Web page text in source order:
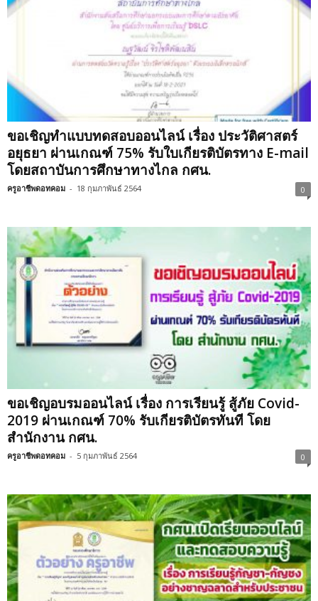
ขอเชิญทำแบบทดสอบออนไลน์ เรื่อง ประวัติศาสตร์
อยุธยา ผ่านเกณฑ์ 75% รับใบเกียรติบัตรทาง E-mail
โดยสถาบันการศึกษาทางไกล กศน.
ครูอาชีพดอทคอม - 18 กุมภาพันธ์ 2564 0
ขอเชิญอบรมออนไลน์ เรื่อง การเรียนรู้ สู้ภัย Covid-
2019 ผ่านเกณฑ์ 70% รับเกียรติบัตรทันที โดย
สำนักงาน กศน.
ครูอาชีพดอทคอม - 5 กุมภาพันธ์ 2564 0